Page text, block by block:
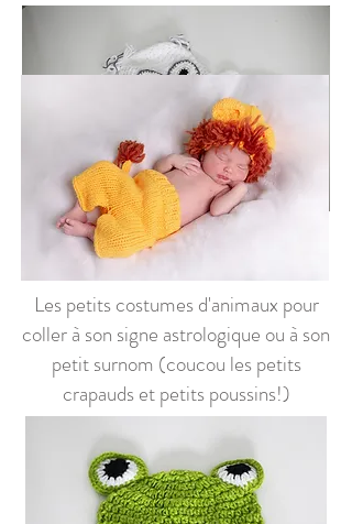
Les petits costumes d'animaux pour
coller à son signe astrologique ou à son
petit surnom (coucou les petits
crapauds et petits poussins!)